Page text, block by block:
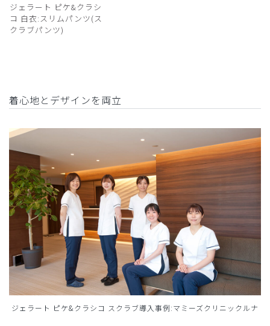
ジェラート ピケ&クラシ
コ 白衣:スリムパンツ(ス
クラブパンツ)
着心地とデザインを両立
ジェラート ピケ&クラシコ スクラブ導入事例:マミーズクリニックルナ